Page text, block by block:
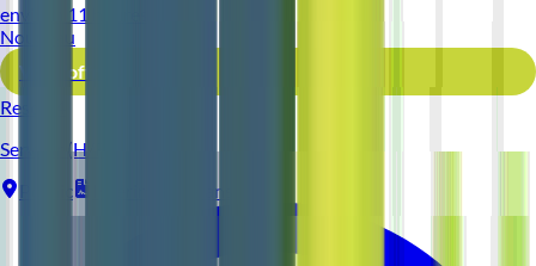
environ 11 heures
Nouveau
Voir l'offre
Reso 44
Serveur (H/F)
Pornic
1-2 ans